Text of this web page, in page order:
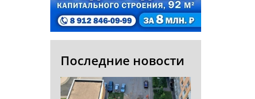
Последние новости